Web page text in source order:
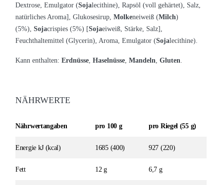
Dextrose, Emulgator (Sojalecithine), Rapsöl (voll gehärtet), Salz,
natürliches Aroma], Glukosesirup, Molkeneiweiß (Milch)
(5%), Sojacrispies (5%) [Sojaeiweiß, Stärke, Salz],
Feuchthaltemittel (Glycerin), Aroma, Emulgator (Sojalecithine).
Kann enthalten: Erdnüsse, Haselnüsse, Mandeln, Gluten.
NÄHRWERTE
Nährwertangaben pro 100 g pro Riegel (55 g)
Energie kJ (kcal) 1685 (400) 927 (220)
Fett 12 g 6,7 g